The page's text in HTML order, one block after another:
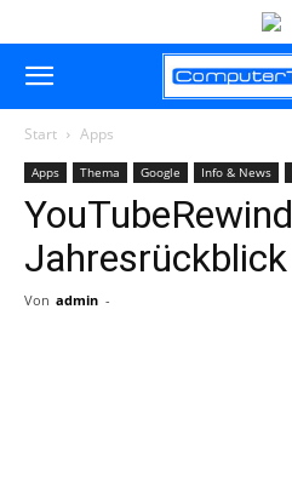
Start Apps
Apps Thema Google Info & News
Jahresrückblick
Von admin -